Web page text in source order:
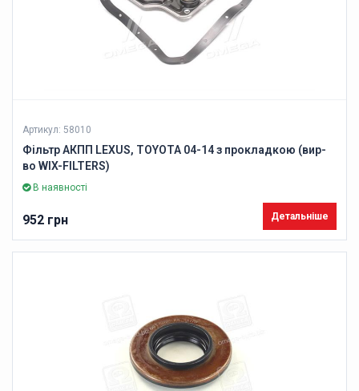
Артикул: 58010
Фільтр АКПП LEXUS, TOYOTA 04-14 з прокладкою (вир-
во WIX-FILTERS)
В наявності
952 грн Детальніше